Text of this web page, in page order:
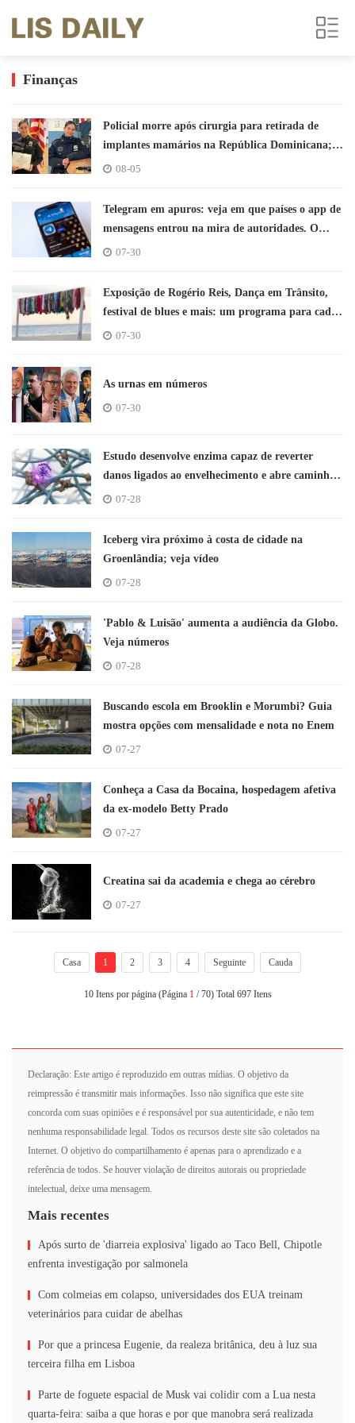
Finanças
Policial morre após cirurgia para retirada de
implantes mamários na República Dominicana;
família pede investigação
08-05
Telegram em apuros: veja em que países o app de
mensagens entrou na mira de autoridades. O
Brasil é um deles
07-30
Exposição de Rogério Reis, Dança em Trânsito,
festival de blues e mais: um programa para cada
dia da semana
07-30
As urnas em números
07-30
Estudo desenvolve enzima capaz de reverter
danos ligados ao envelhecimento e abre caminho
para novos tratamentos; entenda
07-28
Iceberg vira próximo à costa de cidade na
Groenlândia; veja vídeo
07-28
'Pablo & Luisão' aumenta a audiência da Globo.
Veja números
07-28
Buscando escola em Brooklin e Morumbi? Guia
mostra opções com mensalidade e nota no Enem
07-27
Conheça a Casa da Bocaina, hospedagem afetiva
da ex-modelo Betty Prado
07-27
Creatina sai da academia e chega ao cérebro
07-27
Casa 1 2 3 4 Seguinte Cauda
10 Itens por página (Página 1/ 70) Total 697 Itens
Declaração: Este artigo é reproduzido em outras mídias. O objetivo da
reimpressão é transmitir mais informações. Isso não significa que este site
concorda com suas opiniões e é responsável por sua autenticidade, e não tem
nenhuma responsabilidade legal. Todos os recursos deste site são coletados na
Internet. O objetivo do compartilhamento é apenas para o aprendizado e a
referência de todos. Se houver violação de direitos autorais ou propriedade
intelectual, deixe uma mensagem.
Mais recentes
Após surto de 'diarreia explosiva' ligado ao Taco Bell, Chipotle
enfrenta investigação por salmonela
Com colmeias em colapso, universidades dos EUA treinam
veterinários para cuidar de abelhas
Por que a princesa Eugenie, da realeza britânica, deu à luz sua
terceira filha em Lisboa
Parte de foguete espacial de Musk vai colidir com a Lua nesta
quarta-feira: saiba a que horas e por que manobra será realizada